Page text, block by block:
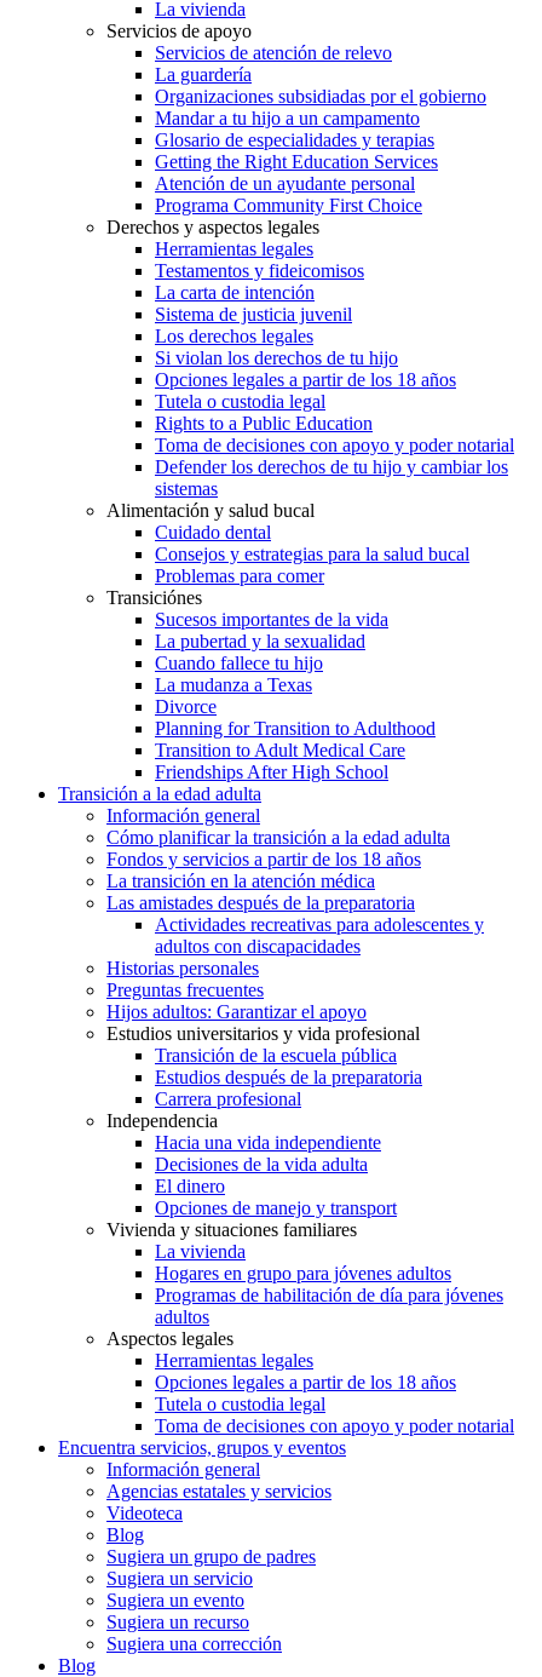
La vivienda
Servicios de apoyo
Servicios de atención de relevo
La guardería
Organizaciones subsidiadas por el gobierno
Mandar a tu hijo a un campamento
Glosario de especialidades y terapias
Getting the Right Education Services
Atención de un ayudante personal
Programa Community First Choice
Derechos y aspectos legales
Herramientas legales
Testamentos y fideicomisos
La carta de intención
Sistema de justicia juvenil
Los derechos legales
Si violan los derechos de tu hijo
Opciones legales a partir de los 18 años
Tutela o custodia legal
Rights to a Public Education
Toma de decisiones con apoyo y poder notarial
Defender los derechos de tu hijo y cambiar los
sistemas
Alimentación y salud bucal
Cuidado dental
Consejos y estrategias para la salud bucal
Problemas para comer
Transiciónes
Sucesos importantes de la vida
La pubertad y la sexualidad
Cuando fallece tu hijo
La mudanza a Texas
Divorce
Planning for Transition to Adulthood
Transition to Adult Medical Care
Friendships After High School
Transición a la edad adulta
Información general
Cómo planificar la transición a la edad adulta
Fondos y servicios a partir de los 18 años
La transición en la atención médica
Las amistades después de la preparatoria
Actividades recreativas para adolescentes y
adultos con discapacidades
Historias personales
Preguntas frecuentes
Hijos adultos: Garantizar el apoyo
Estudios universitarios y vida profesional
Transición de la escuela pública
Estudios después de la preparatoria
Carrera profesional
Independencia
Hacia una vida independiente
Decisiones de la vida adulta
El dinero
Opciones de manejo y transport
Vivienda y situaciones familiares
La vivienda
Hogares en grupo para jóvenes adultos
Programas de habilitación de día para jóvenes
adultos
Aspectos legales
Herramientas legales
Opciones legales a partir de los 18 años
Tutela o custodia legal
Toma de decisiones con apoyo y poder notarial
Encuentra servicios, grupos y eventos
Información general
Agencias estatales y servicios
Videoteca
Blog
Sugiera un grupo de padres
Sugiera un servicio
Sugiera un evento
Sugiera un recurso
Sugiera una corrección
Blog